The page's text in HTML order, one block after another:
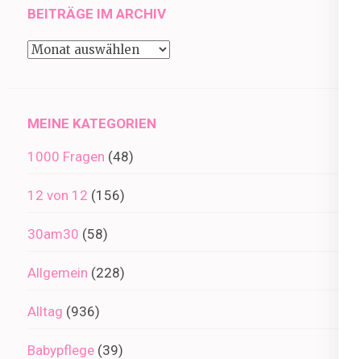
BEITRÄGE IM ARCHIV
Beiträge
MEINE KATEGORIEN
1000 Fragen (48)
12 von 12 (156)
30am30 (58)
Allgemein (228)
Alltag (936)
Babypflege (39)